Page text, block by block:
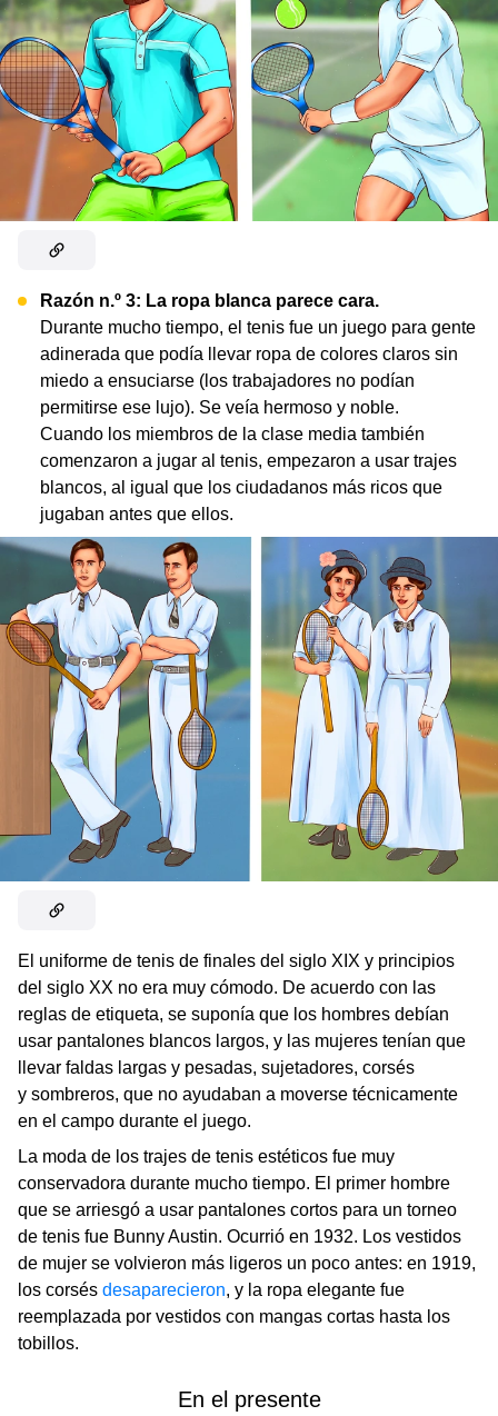
Razón n.º 3: La ropa blanca parece cara.
Durante mucho tiempo, el tenis fue un juego para gente
adinerada que podía llevar ropa de colores claros sin
miedo a ensuciarse (los trabajadores no podían
permitirse ese lujo). Se veía hermoso y noble.
Cuando los miembros de la clase media también
comenzaron a jugar al tenis, empezaron a usar trajes
blancos, al igual que los ciudadanos más ricos que
jugaban antes que ellos.
El uniforme de tenis de finales del siglo XIX y principios
del siglo XX no era muy cómodo. De acuerdo con las
reglas de etiqueta, se suponía que los hombres debían
usar pantalones blancos largos, y las mujeres tenían que
llevar faldas largas y pesadas, sujetadores, corsés
y sombreros, que no ayudaban a moverse técnicamente
en el campo durante el juego.
La moda de los trajes de tenis estéticos fue muy
conservadora durante mucho tiempo. El primer hombre
que se arriesgó a usar pantalones cortos para un torneo
de tenis fue Bunny Austin. Ocurrió en 1932. Los vestidos
de mujer se volvieron más ligeros un poco antes: en 1919,
los corsés desaparecieron, y la ropa elegante fue
reemplazada por vestidos con mangas cortas hasta los
tobillos.
En el presente